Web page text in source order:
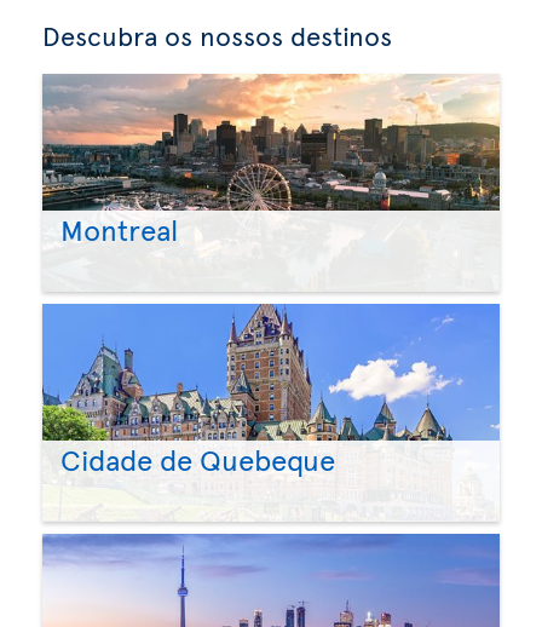
Descubra os nossos destinos
Montreal
Cidade de Quebeque